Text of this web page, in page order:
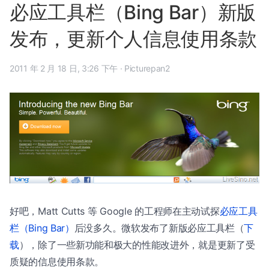
必应工具栏（Bing Bar）新版
发布，更新个人信息使用条款
2011 年 2 月 18 日, 3:26 下午 · Picturepan2
好吧，Matt Cutts 等 Google 的工程师在主动试探必应工具
栏（Bing Bar） 后没多久。微软发布了新版必应工具栏（下
载），除了一些新功能和极大的性能改进外，就是更新了受
质疑的信息使用条款。